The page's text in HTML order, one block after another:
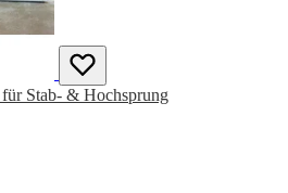
Stab- & Hochsprung